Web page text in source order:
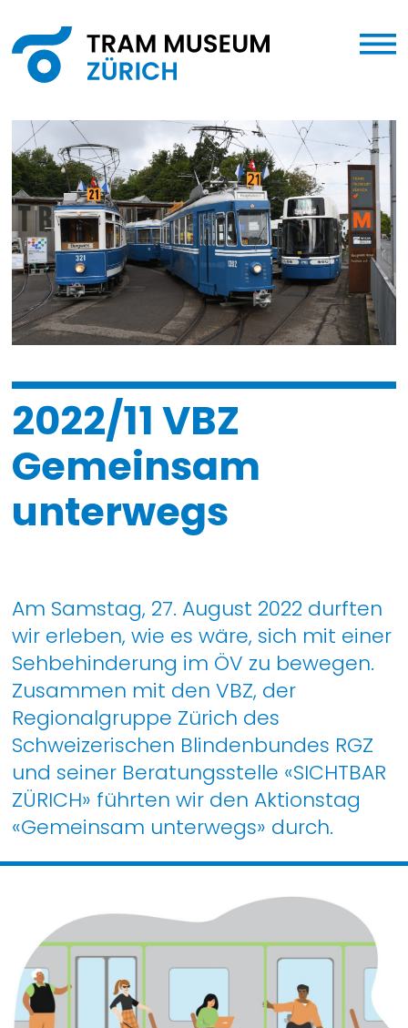
2022/11 VBZ
Gemeinsam
unterwegs
Am Samstag, 27. August 2022 durften
wir erleben, wie es wäre, sich mit einer
Sehbehinderung im ÖV zu bewegen.
Zusammen mit den VBZ, der
Regionalgruppe Zürich des
Schweizerischen Blindenbundes RGZ
und seiner Beratungsstelle «SICHTBAR
ZÜRICH» führten wir den Aktionstag
«Gemeinsam unterwegs» durch.